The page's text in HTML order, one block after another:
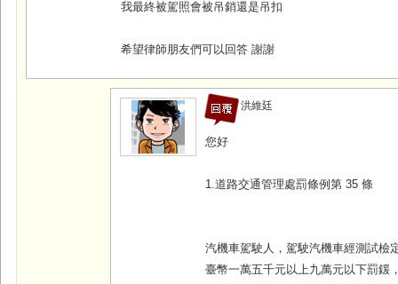
我最終被駕照會被吊銷還是吊扣
希望律師朋友們可以回答 謝謝
洪維廷
您好
1.道路交通管理處罰條例第 35 條
汽機車駕駛人，駕駛汽機車經測試檢
臺幣一萬五千元以上九萬元以下罰鍰